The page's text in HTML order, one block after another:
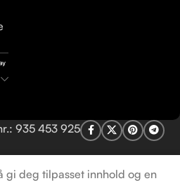
935 453 925
gi deg tilpasset innhold og en